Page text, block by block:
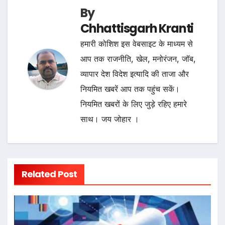
By
Chhattisgarh Kranti
हमारी कोशिश इस वेबसाइट के माध्यम से
आप तक राजनीति, खेल, मनोरंजन, जॉब,
व्यापार देश विदेश इत्यादि की ताजा और
नियमित खबरें आप तक पहुंच सकें।
नियमित खबरों के लिए जुड़े रहिए हमारे
साथ। जय जोहार ।
Related Post